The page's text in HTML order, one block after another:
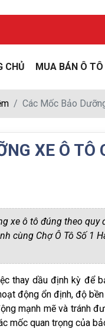
CHỦ MUA BÁN Ô TÔ
Các Mốc Bảo
XE Ô
xe ô tô đúng theo
cùng Chợ Ô Tô Số 1
thay dầu định kỳ để
động ổn định, độ
mạnh mẽ và tránh
mốc quan trọng của